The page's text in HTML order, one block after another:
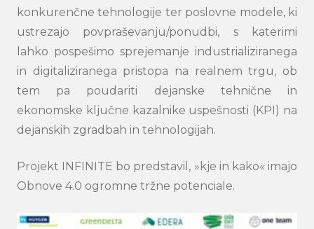
konkurenčne tehnologije ter poslovne modele, ki
ustrezajo povpraševanju/ponudbi, s katerimi
lahko pospešimo sprejemanje industrializiranega
in digitaliziranega pristopa na realnem trgu, ob
tem pa poudariti dejanske tehnične in
ekonomske ključne kazalnike uspešnosti (KPI) na
dejanskih zgradbah in tehnologijah.
Projekt INFINITE bo predstavil, »kje in kako« imajo
Obnove 4.0 ogromne tržne potenciale.